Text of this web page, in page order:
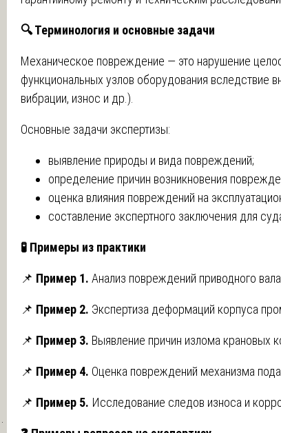
🔍Терминология и основные задачи
Механическое повреждение — это нарушение
функциональных узлов оборудования вследствие
вибрации, износ и др.).
Основные задачи экспертизы:
выявление природы и вида повреждений;
определение причин возникновения
оценка влияния повреждений на
составление экспертного заключения для
🧪 Примеры из практики
📌 Пример 1. Анализ повреждений приводного
📌 Пример 2. Экспертиза деформаций корпуса
📌 Пример 3. Выявление причин излома крановых
📌 Пример 4. Оценка повреждений механизма
📌 Пример 5. Исследование следов износа и